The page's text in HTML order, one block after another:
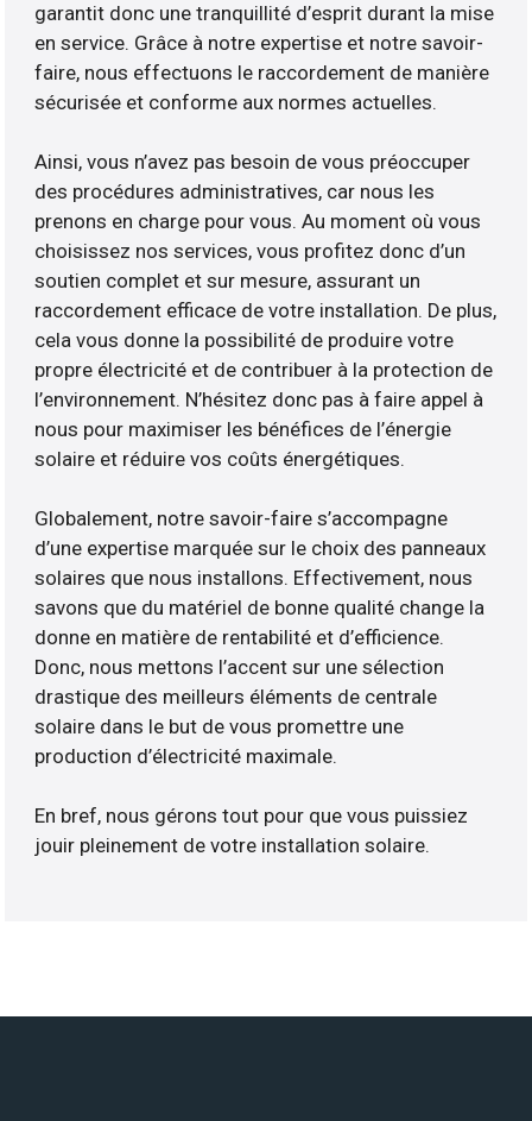
garantit donc une tranquillité d’esprit durant la mise
en service. Grâce à notre expertise et notre savoir-
faire, nous effectuons le raccordement de manière
sécurisée et conforme aux normes actuelles.
Ainsi, vous n’avez pas besoin de vous préoccuper
des procédures administratives, car nous les
prenons en charge pour vous. Au moment où vous
choisissez nos services, vous profitez donc d’un
soutien complet et sur mesure, assurant un
raccordement efficace de votre installation. De plus,
cela vous donne la possibilité de produire votre
propre électricité et de contribuer à la protection de
l’environnement. N’hésitez donc pas à faire appel à
nous pour maximiser les bénéfices de l’énergie
solaire et réduire vos coûts énergétiques.
Globalement, notre savoir-faire s’accompagne
d’une expertise marquée sur le choix des panneaux
solaires que nous installons. Effectivement, nous
savons que du matériel de bonne qualité change la
donne en matière de rentabilité et d’efficience.
Donc, nous mettons l’accent sur une sélection
drastique des meilleurs éléments de centrale
solaire dans le but de vous promettre une
production d’électricité maximale.
En bref, nous gérons tout pour que vous puissiez
jouir pleinement de votre installation solaire.